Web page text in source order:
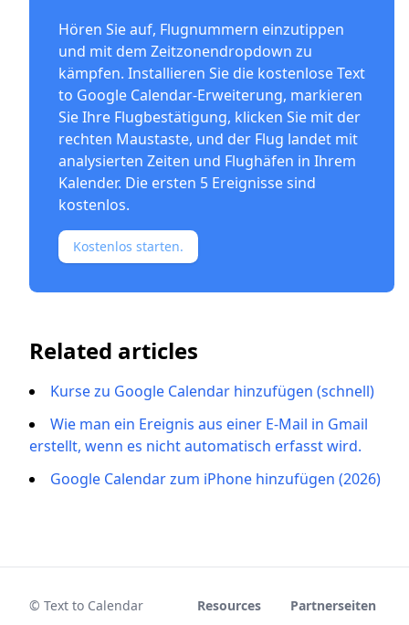
Hören Sie auf, Flugnummern einzutippen
und mit dem Zeitzonendropdown zu
kämpfen. Installieren Sie die kostenloseText
to Google Calendar-Erweiterung, markieren
Sie Ihre Flugbestätigung, klicken Sie mit der
rechten Maustaste, und der Flug landet mit
analysierten Zeiten und Flughäfen in Ihrem
Kalender. Die ersten 5 Ereignisse sind
kostenlos.
Kostenlos starten.
Related articles
Kurse zu Google Calendar hinzufügen (schnell)
Wie man ein Ereignis aus einer E-Mail in Gmail
erstellt, wenn es nicht automatisch erfasst wird.
Google Calendar zum iPhone hinzufügen (2026)
© Text to Calendar
Resources
Partnerseiten